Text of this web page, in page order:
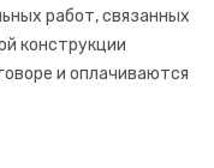
работ, связанных
конструкции
и оплачиваются